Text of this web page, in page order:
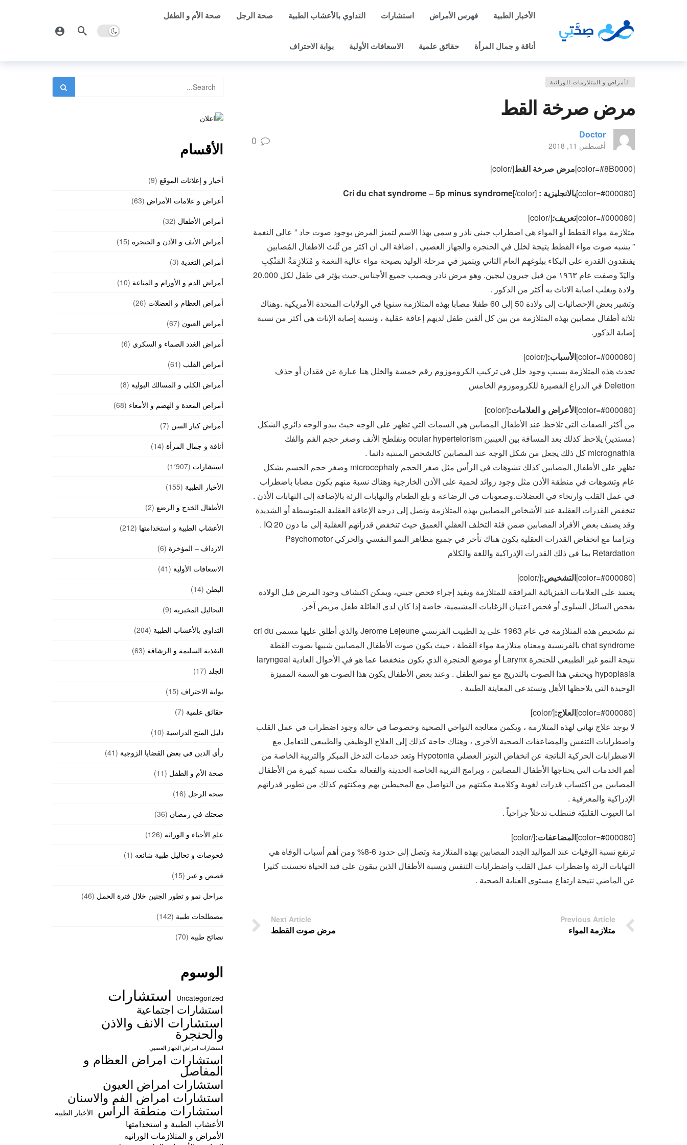
الأخبار الطبية فهرس الأمراض استشارات التداوي بالأعشاب الطبية صحة الرجل صحة الأم و الطفل
أناقة و جمال المرأة حقائق علمية الاسعافات الأولية بوابة الاحتراف
الأمراض و المتلازمات الوراثية
مرض صرخة القط
Doctor
أغسطس 11, 2018 0
[color=#8B0000] مرض صرخة القط[/color]
[color=#000080] بالانجليزية : Cri du chat syndrome – 5p minus syndrome [/color]
[color=#000080] تعريف:
[/color]
متلازمة مواء القطط أو المواء هي اضطراب جيني نادر و سمي بهذا الاسم لتميز المرض بوجود صوت حاد ” عالي النغمة
” يشبه صوت مواء القطط يتيجة لخلل في الحنجره والجهاز العصبي , اضافة الى ان اكثر من ثُلث الاطفال المُصابين
يفتقدون القدرة على البكاء ببلوغهم العام الثاني ويتميز في مرحلة الوليد بصيحة مواء عالية النغمة و مُتَلازِمَةُ المَنْكِبِ
واليَدّ وصفت عام ١٩٦٣ من قبل جيرون ليجين. وهو مرض نادر ويصيب جميع الأجناس.حيث يؤثر في طفل لكل 20.000
ولادة ويغلب اصابة الاناث به أكثر من الذكور .
وتشير بعض الإحصائيات إلى ولادة 50 إلى 60 طفلا مصابا بهذه المتلازمة سنويا في الولايات المتحدة الأمريكية .وهناك
ثلاثة أطفال مصابين بهذه المتلازمة من بين كل ألفين طفل لديهم إعاقة عقلية ، ونسبة إصابة الإناث هي أكثر من نسبة
إصابة الذكور.
[color=#000080] الأسباب:[/color]
تحدث هذه المتلازمة بسبب وجود خلل في تركيب الكروموزوم رقم خمسة والخلل هنا عبارة عن فقدان أو حذف
Deletion في الذراع القصيرة للكروموزوم الخامس
[color=#000080] الأعراض و العلامات:[/color]
من أكثر الصفات التي تلاحظ عند الأطفال المصابين هي السمات التي تظهر على الوجه حيث يبدو الوجه دائري الشكل
(مستدير) يلاحظ كذلك بعد المسافة بين العينين ocular hypertelorism وتفلطح الأنف وصغر حجم الفم والفك
micrognathia كل ذلك يجعل من شكل الوجه عند المصابين كالشخص المنتبه دائما .
تظهر على الأطفال المصابين كذلك تشوهات في الرأس مثل صغر الحجم microcephaly وصغر حجم الجسم بشكل
عام وتشوهات في منطقة الأذن مثل وجود زوائد لحمية على الأذن الخارجية وهناك نسبة منهم يكون مصابا باضطراب
في عمل القلب وارتخاء في العضلات.وصعوبات في الرضاعة و بلع الطعام والتهابات الرئة بالإضافة إلى التهابات الأذن .
تنخفض القدرات العقلية عند الأشخاص المصابين بهذه المتلازمة وتصل إلى درجة الإعاقة العقلية المتوسطة أو الشديدة
وقد يصنف بعض الأفراد المصابين ضمن فئة التخلف العقلي العميق حيث تنخفض قدراتهم العقلية إلى ما دون 20 IQ .
وتزامنا مع انخفاض القدرات العقلية يكون هناك تأخر في جميع مظاهر النمو النفسي والحركي Psychomotor
Retardation بما في ذلك القدرات الإدراكية واللغة والكلام
[color=#000080] التشخيص:[/color]
يعتمد على العلامات الفيزيائية المرافقة للمتلازمة ويفيد إجراء فحص جيني، ويمكن اكتشاف وجود المرض قبل الولادة
بفحص السائل السلوي أو فحص اعتيان الزغابات المشيمية، خاصة إذا كان لدى العائلة طفل مريض آخر.
تم تشخيص هذه المتلازمة في عام 1963 على يد الطبيب الفرنسي Jerome Lejeune والذي أطلق عليها مسمى cri du
chat syndrome بالفرنسية ومعناه متلازمة مواء القطة ، حيث يكون صوت الأطفال المصابين شبيها بصوت القطة
نتيجة النمو غير الطبيعي للحنجرة Larynx أو موضع الحنجرة الذي يكون منخفضا عما هو في الأحوال العادية laryngeal
hypoplasia ويختفي هذا الصوت بالتدريج مع نمو الطفل . وعند بعض الأطفال يكون هذا الصوت هو السمة المميزة
الوحيدة التي يلاحظها الأهل وتستدعي المعاينة الطبية .
[color=#000080] العلاج:[/color]
لا يوجد علاج نهائي لهذه المتلازمة ، ويكمن معالجة النواحي الصحية وخصوصا في حالة وجود اضطراب في عمل القلب
واضطرابات التنفس والمضاعفات الصحية الأخرى ، وهناك حاجة كذلك إلى العلاج الوظيفي والطبيعي للتعامل مع
الاضطرابات الحركية الناتجة عن انخفاض التوتر العضلي Hypotonia وتعد خدمات التدخل المبكر والتربية الخاصة من
أهم الخدمات التي يحتاجها الأطفال المصابين ، وبرامج التربية الخاصة الحديثة والفعالة مكنت نسبة كبيرة من الأطفال
المصابين من اكتساب قدرات لغوية وكلامية مكنتهم من التواصل مع المحيطين بهم ومكنتهم كذلك من تطوير قدراتهم
الإدراكية والمعرفية .
اما العيوب القلبيّة فتتطلب تدخلاً جراحياً .
[color=#000080] المضاعفات:[/color]
ترتفع نسبة الوفيات عند المواليد الجدد المصابين بهذه المتلازمة وتصل إلى حدود 6-8% ومن أهم أسباب الوفاة هي
التهابات الرئة واضطراب عمل القلب واضطرابات التنفس ونسبة الأطفال الذين يبقون على قيد الحياة تحسنت كثيرا
عن الماضي نتيجة ارتفاع مستوى العناية الصحية .
Previous Article
متلازمة المواء
Next Article
مرض صوت القطط
الأقسام
أخبار و إعلانات الموقع (9)
أعراض و علامات الأمراض (63)
أمراض الأطفال (32)
أمراض الأنف و الأذن و الحنجرة (15)
أمراض التغذية (3)
أمراض الدم و الأورام و المناعة (10)
أمراض العظام و العضلات (26)
أمراض العيون (67)
أمراض الغدد الصماء و السكري (6)
أمراض القلب (61)
أمراض الكلى و المسالك البولية (8)
أمراض المعدة و الهضم و الأمعاء (68)
أمراض كبار السن (7)
أناقة و جمال المرأة (14)
استشارات (1٬907)
الأخبار الطبية (155)
الأطفال الخدج و الرضع (2)
الأعشاب الطبية و استخدامتها (212)
الارداف – المؤخرة (6)
الاسعافات الأولية (41)
البطن (14)
التحاليل المخبرية (9)
التداوي بالأعشاب الطبية (204)
التغذية السليمة و الرشاقة (63)
الجلد (17)
بوابة الاحتراف (15)
حقائق علمية (7)
دليل المنح الدراسية (10)
رأي الدين في بعض القضايا الزوجية (41)
صحة الأم و الطفل (11)
صحة الرجل (16)
صحتك في رمضان (36)
علم الأحياء و الوراثة (126)
فحوصات و تحاليل طبية شائعه (1)
قصص و عبر (15)
مراحل نمو و تطور الجنين خلال فترة الحمل (46)
مصطلحات طبية (142)
نصائح طبية (70)
الوسوم
Uncategorized استشارات
استشارات اجتماعية
استشارات الانف والاذن
والحنجرة
استشارات امراض الجهاز العصبي
استشارات امراض العظام و
المفاصل
استشارات امراض العيون
استشارات امراض الفم والاسنان
استشارات منطقة الرأس الأخبار الطبية
الأعشاب الطبية و استخدامتها
الأمراض و المتلازمات الوراثية